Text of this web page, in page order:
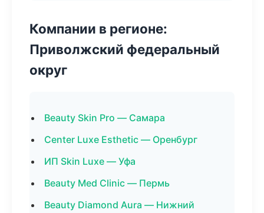
Компании в регионе:
Приволжский федеральный
округ
Beauty Skin Pro — Самара
Center Luxe Esthetic — Оренбург
ИП Skin Luxe — Уфа
Beauty Med Clinic — Пермь
Beauty Diamond Aura — Нижний